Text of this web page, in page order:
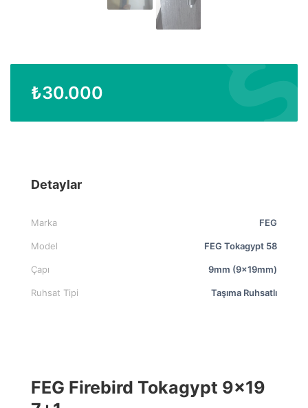
₺30.000
Detaylar
Marka FEG
Model FEG Tokagypt 58
Çapı 9mm (9x19mm)
Ruhsat Tipi Taşıma Ruhsatlı
FEG Firebird Tokagypt 9×19